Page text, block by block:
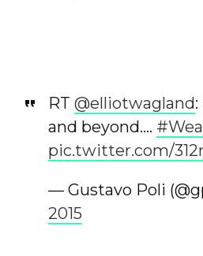
RT @elliotwagland
and beyond….
pic.twitter.com/
— Gustavo Poli
2015